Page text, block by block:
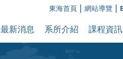
東海首頁 網站導覽
最新消息 系所介紹 課程資訊